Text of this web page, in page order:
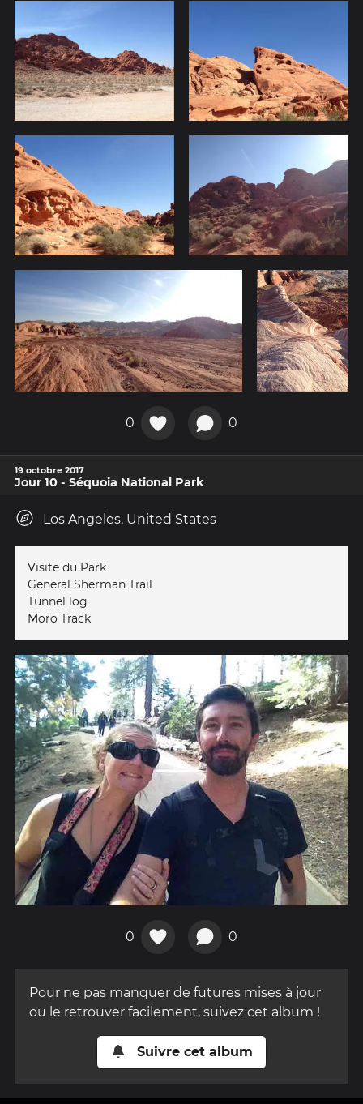
0 0
19 octobre 2017
Jour 10 - Séquoia National Park
Los Angeles, United States
Visite du Park
General Sherman Trail
Tunnel log
Moro Track
0 0
Pour ne pas manquer de futures mises à jour
ou le retrouver facilement, suivez cet album !
Suivre cet album